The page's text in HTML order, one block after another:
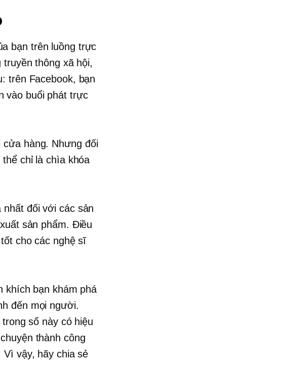
bạn trên luồng trực
thông xã hội,
trên Facebook, bạn
vào buổi phát trực
hàng. Nhưng đối
chỉ là chìa khóa
đối với các sản
sản phẩm. Điều
cho các nghệ sĩ
khích bạn khám phá
đến mọi người.
số này có hiệu
thành công
Vì vậy, hãy chia sẻ